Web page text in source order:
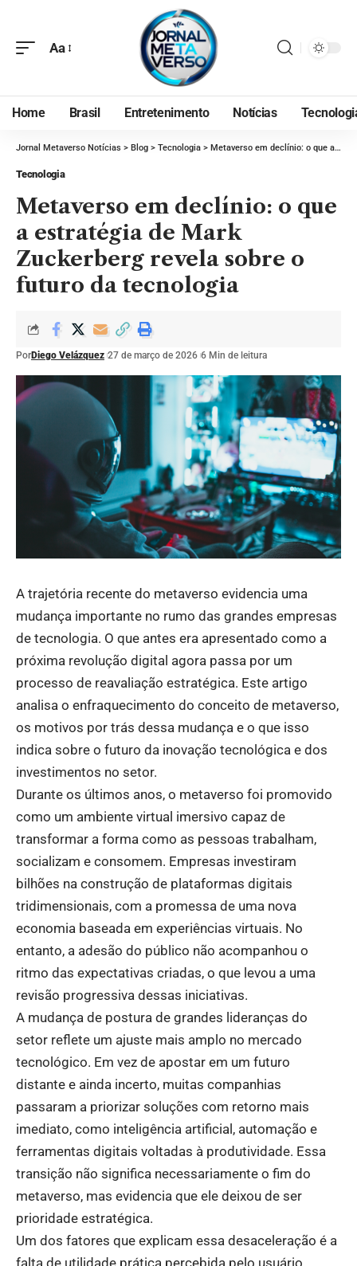
Aa
Home Brasil Entretenimento Notícias
Jornal Metaverso Notícias > Blog > Tecnologia > Metaverso em declínio: o que a estratégia de Mark Zuckerberg revela sobre o futuro da tecnologia
Tecnologia
Metaverso em declínio: o que
a estratégia de Mark
Zuckerberg revela sobre o
futuro da tecnologia
PorDiego Velázquez 27 de março de 2026 6 Min de leitura
A trajetória recente do metaverso evidencia uma
mudança importante no rumo das grandes empresas
de tecnologia. O que antes era apresentado como a
próxima revolução digital agora passa por um
processo de reavaliação estratégica. Este artigo
analisa o enfraquecimento do conceito de metaverso,
os motivos por trás dessa mudança e o que isso
indica sobre o futuro da inovação tecnológica e dos
investimentos no setor.
Durante os últimos anos, o metaverso foi promovido
como um ambiente virtual imersivo capaz de
transformar a forma como as pessoas trabalham,
socializam e consomem. Empresas investiram
bilhões na construção de plataformas digitais
tridimensionais, com a promessa de uma nova
economia baseada em experiências virtuais. No
entanto, a adesão do público não acompanhou o
ritmo das expectativas criadas, o que levou a uma
revisão progressiva dessas iniciativas.
A mudança de postura de grandes lideranças do
setor reflete um ajuste mais amplo no mercado
tecnológico. Em vez de apostar em um futuro
distante e ainda incerto, muitas companhias
passaram a priorizar soluções com retorno mais
imediato, como inteligência artificial, automação e
ferramentas digitais voltadas à produtividade. Essa
transição não significa necessariamente o fim do
metaverso, mas evidencia que ele deixou de ser
prioridade estratégica.
Um dos fatores que explicam essa desaceleração é a
falta de utilidade prática percebida pelo usuário